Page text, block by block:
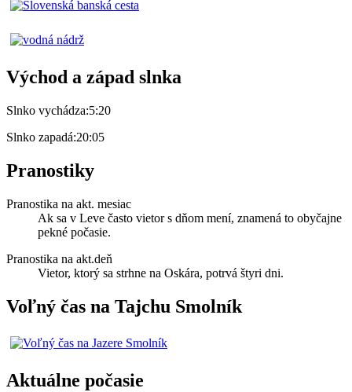
Východ a západ slnka
Slnko vychádza:5:20
Slnko zapadá:20:05
Pranostiky
Pranostika na akt. mesiac
Ak sa v Leve často vietor s dňom mení, znamená to obyčajne
pekné počasie.
Pranostika na akt.deň
Vietor, ktorý sa strhne na Oskára, potrvá štyri dni.
Voľný čas na Tajchu Smolník
Aktuálne počasie